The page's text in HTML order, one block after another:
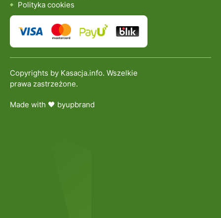
Polityka cookies
Copyrights by Kasacja.info. Wszelkie
prawa zastrzeżone.
Made with 🖤 byupbrand